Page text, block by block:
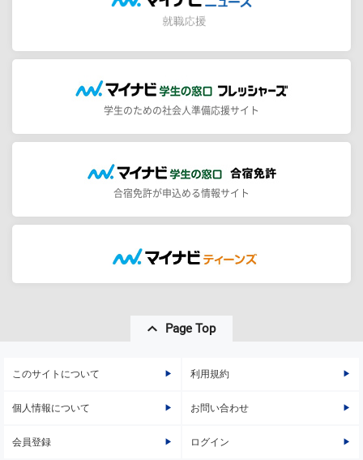
学生のための社会人準備応援サイト
合宿免許が申込める情報サイト
Page Top
このサイトについて 利用規約
個人情報について お問い合わせ
会員登録 ログイン